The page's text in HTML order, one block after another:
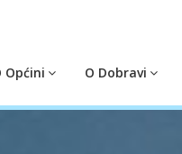
Općini O Dobravi